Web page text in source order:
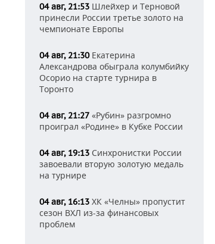
04 авг, 21:53 Шлейхер и Терновой
принесли России третье золото на
чемпионате Европы
04 авг, 21:30Екатерина
Александрова обыграла колумбийку
Осорио на старте турнира в
Торонто
04 авг, 21:27 «Рубин» разгромно
проиграл «Родине» в Кубке России
04 авг, 19:13 Синхронистки России
завоевали вторую золотую медаль
на турнире
04 авг, 16:13 ХК «Челны» пропустит
сезон ВХЛ из-за финансовых
проблем